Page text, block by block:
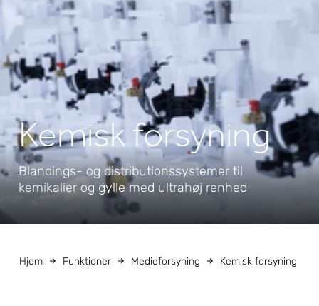
Søg efter
Kemisk forsyning
Blandings- og distributionssystemer til
kemikalier og gylle med ultrahøj renhed
Hjem Funktioner Medieforsyning Kemisk forsyning